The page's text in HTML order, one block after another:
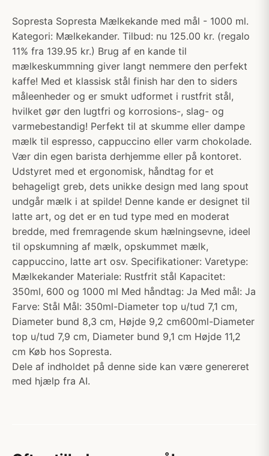
Sopresta Sopresta Mælkekande med mål - 1000 ml.
Kategori: Mælkekander. Tilbud: nu 125.00 kr. (regalo
11% fra 139.95 kr.) Brug af en kande til
mælkeskummning giver langt nemmere den perfekt
kaffe! Med et klassisk stål finish har den to siders
måleenheder og er smukt udformet i rustfrit stål,
hvilket gør den lugtfri og korrosions-, slag- og
varmebestandig! Perfekt til at skumme eller dampe
mælk til espresso, cappuccino eller varm chokolade.
Vær din egen barista derhjemme eller på kontoret.
Udstyret med et ergonomisk, håndtag for et
behageligt greb, dets unikke design med lang spout
undgår mælk i at spilde! Denne kande er designet til
latte art, og det er en tud type med en moderat
bredde, med fremragende skum hælningsevne, ideel
til opskumning af mælk, opskummet mælk,
cappuccino, latte art osv. Specifikationer: Varetype:
Mælkekander Materiale: Rustfrit stål Kapacitet:
350ml, 600 og 1000 ml Med håndtag: Ja Med mål: Ja
Farve: Stål Mål: 350ml-Diameter top u/tud 7,1 cm,
Diameter bund 8,3 cm, Højde 9,2 cm600ml-Diameter
top u/tud 7,9 cm, Diameter bund 9,1 cm Højde 11,2
cm Køb hos Sopresta.
Dele af indholdet på denne side kan være genereret
med hjælp fra AI.